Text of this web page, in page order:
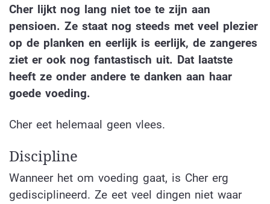
Cher lijkt nog lang niet toe te zijn aan
pensioen. Ze staat nog steeds met veel plezier
op de planken en eerlijk is eerlijk, de zangeres
ziet er ook nog fantastisch uit. Dat laatste
heeft ze onder andere te danken aan haar
goede voeding.
Cher eet helemaal geen vlees.
Discipline
Wanneer het om voeding gaat, is Cher erg
gedisciplineerd. Ze eet veel dingen niet waar